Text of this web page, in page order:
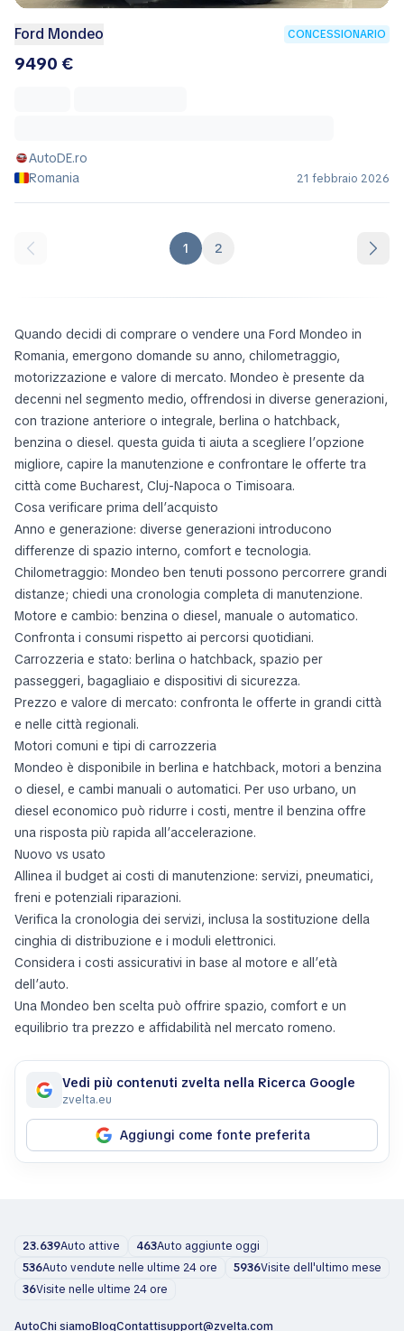
Ford Mondeo
AutoDE.ro
Romania
21 febbraio 2026
Quando decidi di comprare o vendere una Ford Mondeo in
Romania, emergono domande su anno, chilometraggio,
motorizzazione e valore di mercato. Mondeo è presente da
decenni nel segmento medio, offrendosi in diverse generazioni,
con trazione anteriore o integrale, berlina o hatchback,
benzina o diesel. questa guida ti aiuta a scegliere l’opzione
migliore, capire la manutenzione e confrontare le offerte tra
città come Bucharest, Cluj-Napoca o Timisoara.
Cosa verificare prima dell’acquisto
Anno e generazione: diverse generazioni introducono
differenze di spazio interno, comfort e tecnologia.
Chilometraggio: Mondeo ben tenuti possono percorrere grandi
distanze; chiedi una cronologia completa di manutenzione.
Motore e cambio: benzina o diesel, manuale o automatico.
Confronta i consumi rispetto ai percorsi quotidiani.
Carrozzeria e stato: berlina o hatchback, spazio per
passeggeri, bagagliaio e dispositivi di sicurezza.
Prezzo e valore di mercato: confronta le offerte in grandi città
e nelle città regionali.
Motori comuni e tipi di carrozzeria
Mondeo è disponibile in berlina e hatchback, motori a benzina
o diesel, e cambi manuali o automatici. Per uso urbano, un
diesel economico può ridurre i costi, mentre il benzina offre
una risposta più rapida all’accelerazione.
Nuovo vs usato
Allinea il budget ai costi di manutenzione: servizi, pneumatici,
freni e potenziali riparazioni.
Verifica la cronologia dei servizi, inclusa la sostituzione della
cinghia di distribuzione e i moduli elettronici.
Considera i costi assicurativi in base al motore e all’età
dell’auto.
Una Mondeo ben scelta può offrire spazio, comfort e un
equilibrio tra prezzo e affidabilità nel mercato romeno.
zvelta.eu
Aggiungi come fonte preferita
23.639Auto attive 463Auto aggiunte oggi
536Auto vendute nelle ultime 24 ore